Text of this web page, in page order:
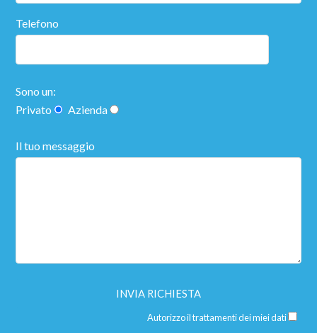
Telefono
Sono un:
Privato
Azienda
Il tuo messaggio
Autorizzo il trattamenti dei miei dati